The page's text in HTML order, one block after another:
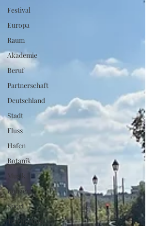
Festival
Europa
Raum
Akademie
Beruf
Partnerschaft
Deutschland
Stadt
Fluss
Hafen
Botanik
Musik
Konzert
Sport
Territorium